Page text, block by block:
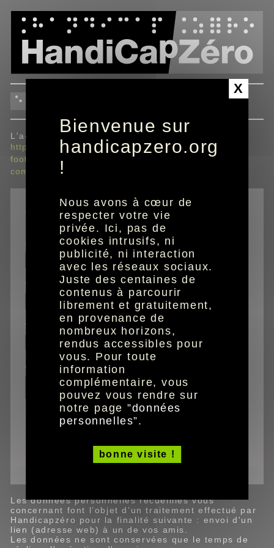
L'adresse envoyée sera :
https://www.handicapzero.org/sport/football/retro-
football/retro-mondial/bresil-2014/le-calendrier-de-la-
competition
* champs obligatoires
email de votre ami
votre prénom
votre email
commentaires
Ce site est protégé par reCAPTCHA (Google).
Les données personnelles recueillies vous
concernant font l’objet d’un traitement effectué par
Handicapzéro pour la finalité suivante : envoi d'un
lien (adresse web) à un de vos amis.
Les données ne sont conservées que le temps de
X
Bienvenue sur
handicapzero.org
!
Nous avons à cœur de
respecter votre vie
privée. Ici, pas de
cookies intrusifs, ni
publicité, ni interaction
avec les réseaux sociaux.
Juste des centaines de
contenus à parcourir
librement et gratuitement,
en provenance de
nombreux horizons,
rendus accessibles pour
vous. Pour toute
information
complémentaire, vous
pouvez vous rendre sur
notre page ”données
personnelles”.
bonne visite !